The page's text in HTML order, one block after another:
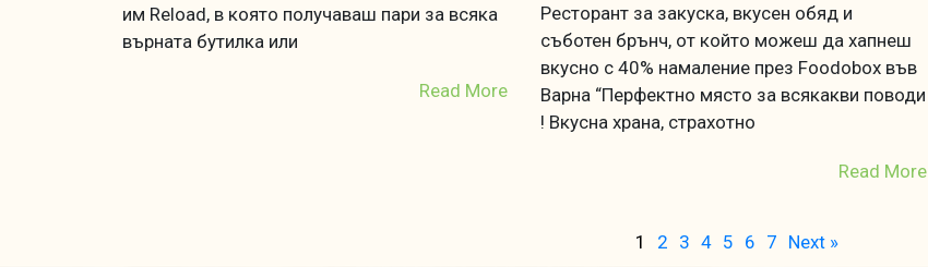
им Reload, в която получаваш пари за всяка
върната бутилка или
Read More
Ресторант за закуска, вкусен обяд и
съботен брънч, от който можеш да хапнеш
вкусно с 40% намаление през Foodobox във
Варна “Перфектно място за всякакви поводи
! Вкусна храна, страхотно
Read More
1 2 3 4 5 6 7 Next »